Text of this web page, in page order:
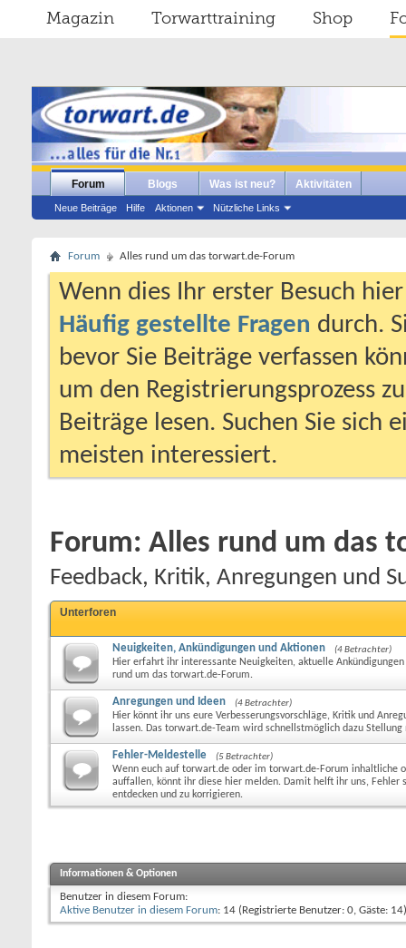
Magazin Torwarttraining Shop
Forum
Neue Beiträge Hilfe Aktionen Nützliche Links
Blogs Was ist neu? Aktivitäten
Forum Alles rund um das torwart.de-Forum
Wenn dies Ihr erster Besuch
Häufig gestellte Fragen durch.
bevor Sie Beiträge verfassen
um den Registrierungsprozess
Beiträge lesen. Suchen Sie sich
meisten interessiert.
Forum: Alles rund um das
Feedback, Kritik, Anregungen und
Unterforen
Neuigkeiten, Ankündigungen und Aktionen (4 Betrachter)
Hier erfahrt ihr interessante Neuigkeiten, aktuelle
rund um das torwart.de-Forum.
Anregungen und Ideen (4 Betrachter)
Hier könnt ihr uns eure Verbesserungsvorschläge, Kritik und
lassen. Das torwart.de-Team wird schnellstmöglich dazu Stellung
Fehler-Meldestelle (5 Betrachter)
Wenn euch auf torwart.de oder im torwart.de-Forum inhaltliche
auffallen, könnt ihr diese hier melden. Damit helft ihr uns, Fehler
entdecken und zu korrigieren.
Informationen & Optionen
Benutzer in diesem Forum:
Aktive Benutzer in diesem Forum: 14 (Registrierte Benutzer: 0, Gäste: 14)